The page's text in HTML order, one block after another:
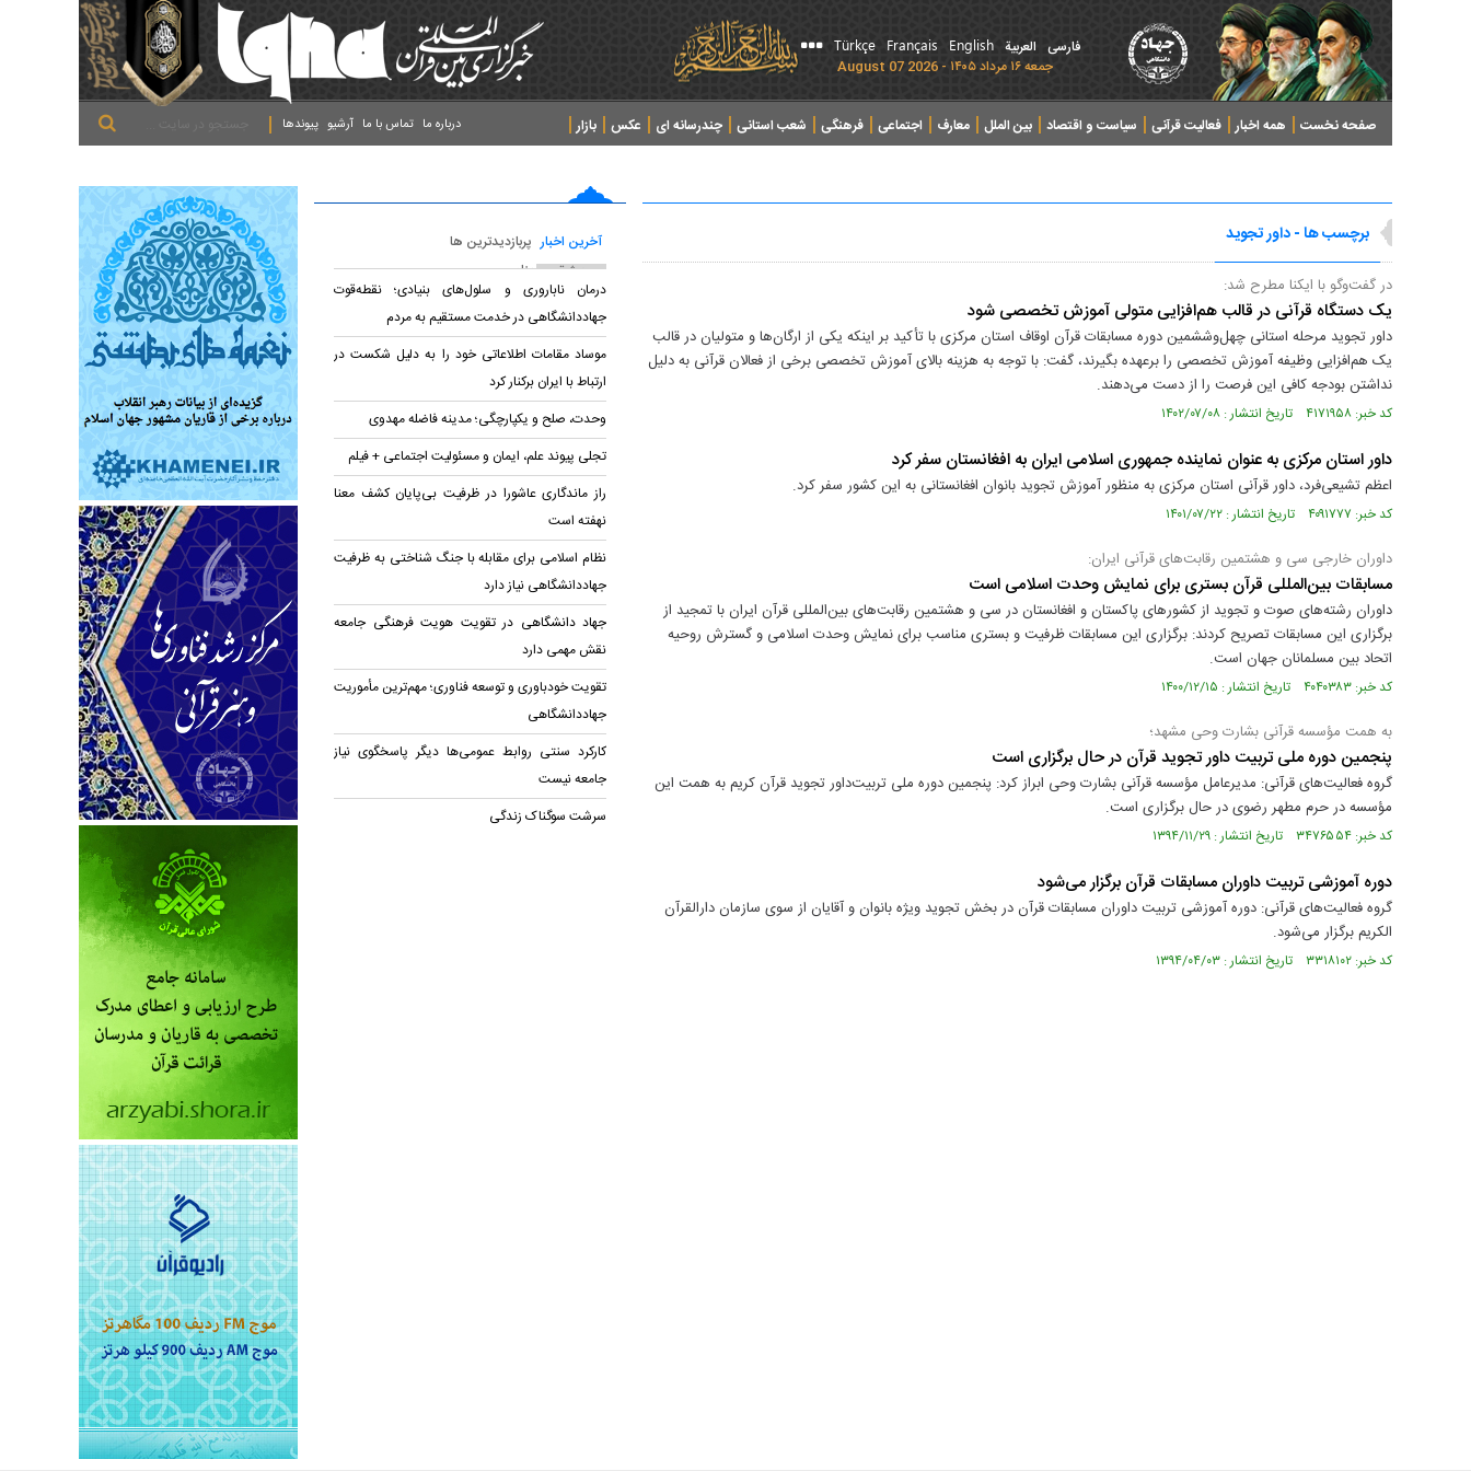
فارسی العربیة English
Français
Türkçe
جمعه ۱۶ مرداد ۱۴۰۵ - 2026 August 07
صفحه نخست همه اخبار فعالیت قرآنی سیاست و اقتصاد بین الملل معارف اجتماعی فرهنگی شعب استانی چندرسانه ای عکس
بازار
پیوندها آرشیو تماس با ما درباره ما
برچسب ها - داور تجوید
در گفت‌و‌گو با ایکنا مطرح شد:
یک دستگاه‌ قرآنی در قالب هم‌افزایی متولی آموزش تخصصی شود
داور تجوید مرحله استانی چهل‌و‌ششمین دوره مسابقات قرآن اوقاف استان مرکزی با تأکید بر اینکه یکی از ارگان‌ها و متولیان در قالب
یک هم‌افزایی وظیفه آموزش تخصصی را برعهده بگیرند، گفت: با توجه به هزینه بالای آموزش تخصصی برخی از فعالان قرآنی به دلیل
نداشتن بودجه کافی این فرصت را از دست می‌دهند.
کد خبر: ۴۱۷۱۹۵۸ تاریخ انتشار : ۱۴۰۲/۰۷/۰۸
داور استان مرکزی به عنوان نماینده جمهوری اسلامی ایران به افغانستان سفر کرد
اعظم تشیعی‌فرد، داور قرآنی استان مرکزی به منظور آموزش تجوید بانوان افغانستانی به این کشور سفر کرد.
کد خبر: ۴۰۹۱۷۷۷ تاریخ انتشار : ۱۴۰۱/۰۷/۲۲
داوران خارجی سی و هشتمین رقابت‌های قرآنی ایران:
مسابقات بین‌المللی قرآن بستری برای نمایش وحدت اسلامی است
داوران رشته‌های صوت و تجوید از کشورهای پاکستان و افغانستان در سی و هشتمین رقابت‌های بین‌المللی قرآن ایران با تمجید از
برگزاری این مسابقات تصریح کردند: برگزاری این مسابقات ظرفیت و بستری مناسب برای نمایش وحدت اسلامی و گسترش روحیه
اتحاد بین مسلمانان جهان است.
کد خبر: ۴۰۴۰۳۸۳ تاریخ انتشار : ۱۴۰۰/۱۲/۱۵
به همت مؤسسه قرآنی بشارت وحی مشهد؛
پنجمین دوره ملی تربیت داور تجوید قرآن در حال برگزاری است
گروه فعالیت‌های قرآنی: مدیرعامل مؤسسه قرآنی بشارت وحی ابراز کرد: پنجمین دوره ملی تربیت‌داور تجوید قرآن کریم به همت این
مؤسسه در حرم مطهر رضوی در حال برگزاری است.
کد خبر: ۳۴۷۶۵۵۴ تاریخ انتشار : ۱۳۹۴/۱۱/۲۹
دوره آموزشی تربیت داوران مسابقات قرآن برگزار می‌شود
گروه فعالیت‌های قرآنی: دوره آموزشی تربیت داوران مسابقات قرآن در بخش تجوید ویژه بانوان و آقایان از سوی سازمان دارالقرآن
الکریم برگزار می‌شود.
کد خبر: ۳۳۱۸۱۰۲ تاریخ انتشار : ۱۳۹۴/۰۴/۰۳
آخرین اخبار پربازدیدترین ها
پربحث ترین عناوین
درمان ناباروری و سلول‌های بنیادی؛ نقطه‌قوت
جهاددانشگاهی در خدمت مستقیم به مردم
موساد مقامات اطلاعاتی خود را به دلیل شکست در
ارتباط با ایران برکنار کرد
وحدت، صلح و یکپارچگی؛ مدینه فاضله مهدوی
تجلی پیوند علم، ایمان و مسئولیت اجتماعی + فیلم
راز ماندگاری عاشورا در ظرفیت بی‌پایان کشف معنا
نهفته است
نظام اسلامی برای مقابله با جنگ شناختی به ظرفیت
جهاددانشگاهی نیاز دارد
جهاد دانشگاهی در تقویت هویت فرهنگی جامعه
نقش مهمی دارد
تقویت خودباوری و توسعه فناوری؛ مهم‌ترین مأموریت
جهاددانشگاهی
کارکرد سنتی روابط عمومی‌ها دیگر پاسخگوی نیاز
جامعه نیست
سرشت سوگناک زندگی